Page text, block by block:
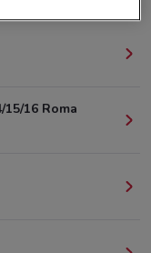
16 Roma